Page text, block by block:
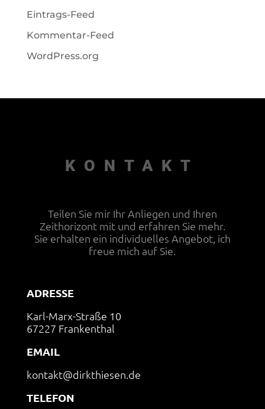
Eintrags-Feed
Kommentar-Feed
WordPress.org
KONTAKT
Teilen Sie mir Ihr Anliegen und Ihren
Zeithorizont mit und erfahren Sie mehr.
Sie erhalten ein individuelles Angebot, ich
freue mich auf Sie.
ADRESSE
Karl-Marx-Straße 10
67227 Frankenthal
EMAIL
kontakt@dirkthiesen.de
TELEFON